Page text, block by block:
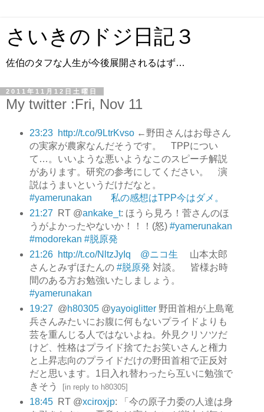
さいきのドジ日記３
佐伯のタフな人生が今後展開されるはず…
2011年11月12日土曜日
My twitter :Fri, Nov 11
23:23 http://t.co/9LtrKvso←野田さんはお母さん
の実家が農家なんだそうです。 TPPについ
て…。いいような悪いようなこのスピーチ解説
があります。研究の参考にしてください。 演
説はうまいというだけだなと。
#yamerunakan 私の感想はTPP今はダメ。
21:27
RT @ankake_t: ほうら見ろ！菅さんのほ
うがよかったやないか！！！(怒) #yamerunakan
#modorekan #脱原発
21:26
http://t.co/NltzJyIq @ニコ生
山本太郎
さんとみずほたんの #脱原発 対談。 皆様お時
間のある方お勉強いたしましょう。
#yamerunakan
19:27 @h80305@yayoiglitter野田首相が上島竜
兵さんみたいにお腹に何もないプライドよりも
芸を重んじる人ではないよね。外見クリソツだ
けど、性格はプライド捨てたお笑いさんと権力
と上昇志向のプライドだけの野田首相で正反対
だと思います。1日入れ替わったら互いに勉強で
きそう
[in reply to h80305]
18:45 RT @xciroxjp: 「今の原子力委の人達は身